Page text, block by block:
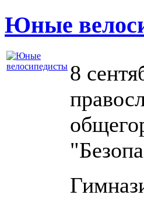
Юные
8